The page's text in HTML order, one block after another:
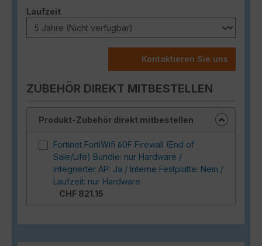
Laufzeitauswählen
Kontaktieren Sie uns
ZUBEHÖR DIREKT MITBESTELLEN
Produkt-Zubehör direkt mitbestellen
Fortinet FortiWifi 60F Firewall (End of
Sale/Life) Bundle: nur Hardware /
Integrierter AP: Ja / Interne Festplatte: Nein /
Laufzeit: nur Hardware
CHF 821.15